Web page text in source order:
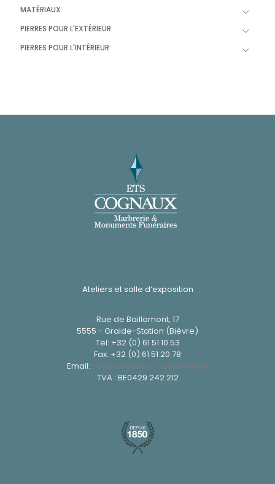
MATÉRIAUX
PIERRES POUR L'EXTÉRIEUR
PIERRES POUR L'INTÉRIEUR
Ateliers et salle d’exposition
Rue de Baillamont, 17
5555 - Graide-Station (Bièvre)
Tel: +32 (0) 61 51 10 53
Fax: +32 (0) 61 51 20 78
Email: info@cognaux-marbrerie.be
TVA : BE0429 242 212